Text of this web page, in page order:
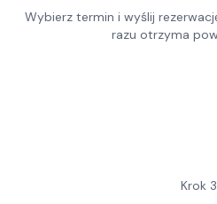
Wybierz termin i wyślij
razu otrzyma
Krok 3